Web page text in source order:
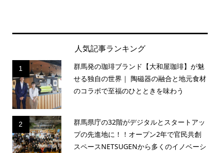
人気記事ランキング
1
群馬発の珈琲ブランド【大和屋珈琲】が魅
せる独自の世界｜ 陶磁器の融合と地元食材
のコラボで至福のひとときを味わう
2
群馬県庁の32階がデジタルとスタートアッ
プの先進地に！！オープン2年で官民共創
スペースNETSUGENから多くのイノベーシ